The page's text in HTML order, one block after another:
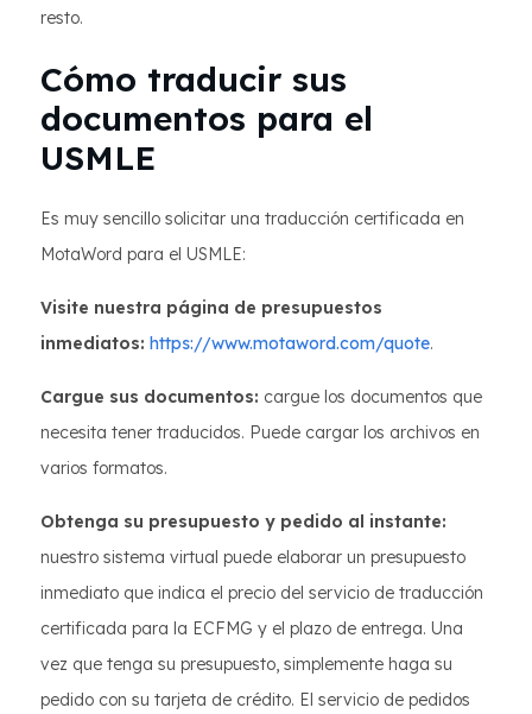
resto.
Cómo traducir sus
documentos para el
USMLE
Es muy sencillo solicitar una traducción certificada en
MotaWord para el USMLE:
Visite nuestra página de presupuestos
inmediatos: https://www.motaword.com/quote.
Cargue sus documentos: cargue los documentos que
necesita tener traducidos. Puede cargar los archivos en
varios formatos.
Obtenga su presupuesto y pedido al instante:
nuestro sistema virtual puede elaborar un presupuesto
inmediato que indica el precio del servicio de traducción
certificada para la ECFMG y el plazo de entrega. Una
vez que tenga su presupuesto, simplemente haga su
pedido con su tarjeta de crédito. El servicio de pedidos